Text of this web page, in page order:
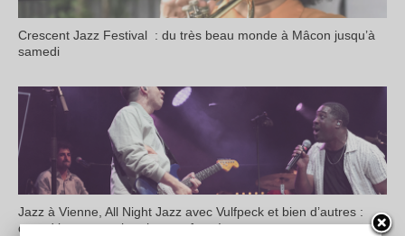
Crescent Jazz Festival : du très beau monde à Mâcon jusqu’à
samedi
Jazz à Vienne, All Night Jazz avec Vulfpeck et bien d’autres :
quand le groove cherche son âme !